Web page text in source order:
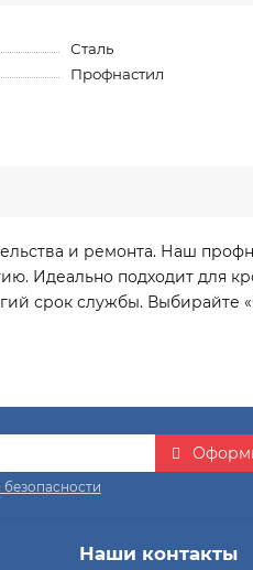
Сталь
Профнастил
и ремонта. Наш
Идеально подходит для
срок службы. Выбирайте
Наши контакты